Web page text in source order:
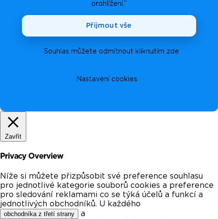
prohlížení.”
Nastavení cookies
Souhlas můžete odmítnout kliknutím zde
Přijmout vše
Zavřít
Privacy Overview
Níže si můžete přizpůsobit své preference souhlasu
pro jednotlivé kategorie souborů cookies a preference
pro sledování reklamami co se týká účelů a funkcí a
jednotlivých obchodníků. U každého
obchodníka z třetí strany a